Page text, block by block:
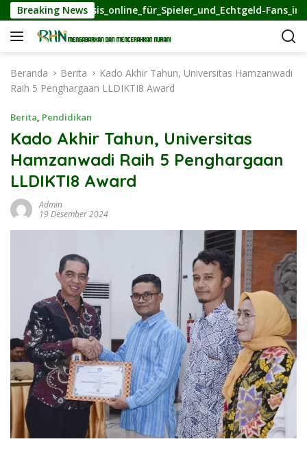
a
Breaking News Fans_im – копія
Beranda Berita
Kado Akhir Tahun, Universitas Hamzanwadi
Raih 5 Penghargaan LLDIKTI8 Award
Berita, Pendidikan
Kado Akhir Tahun, Universitas
Hamzanwadi Raih 5 Penghargaan
LLDIKTI8 Award
Admin
19 Desember 2024